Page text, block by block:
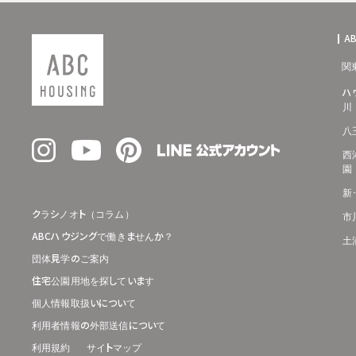
関
ハ
川
八
西
園
新
市
土
クラシノオト（コラム）
ABCハウジングで働きませんか？
団体見学のご案内
住宅公園用地を探しています
個人情報取扱いについて
利用者情報の外部送信について
利用規約
サイトマップ